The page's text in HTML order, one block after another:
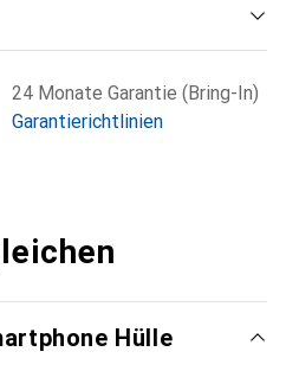
24 Monate Garantie (Bring-In)
Garantierichtlinien
Hülle